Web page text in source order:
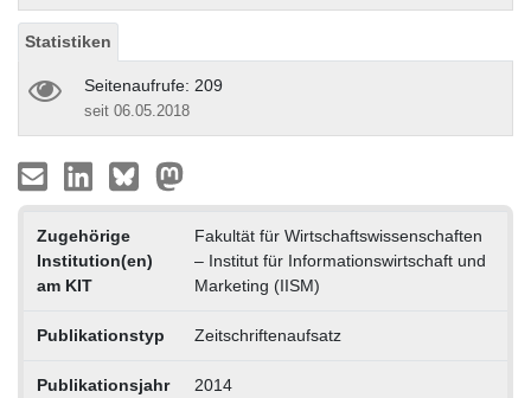
Statistiken
Seitenaufrufe: 209
seit 06.05.2018
Zugehörige
Institution(en)
am KIT
Fakultät für Wirtschaftswissenschaften
– Institut für Informationswirtschaft und
Marketing (IISM)
Publikationstyp Zeitschriftenaufsatz
Publikationsjahr 2014